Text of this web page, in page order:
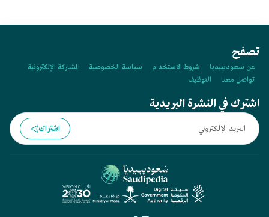
تصفح
عن سعوديبيديا شروط الاستخدام سياسة الخصوصية
المشاركة الإلكترونية
تواصل معنا
التوظيف
اشترك في النشرة البريدية
اشتراك